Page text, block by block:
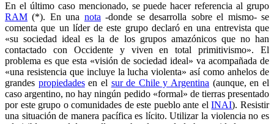
En el último caso mencionado, se puede hacer referencia al grupo
RAM (*). En una nota-donde se desarrolla sobre el mismo- se
comenta que un líder de este grupo declaró en una entrevista que
«su sociedad ideal es la de los grupos amazónicos que no han
contactado con Occidente y viven en total primitivismo». El
problema es que esta «visión de sociedad ideal» va acompañada de
«una resistencia que incluye la lucha violenta» así como anhelos de
grandes propiedadesen el sur de Chile y Argentina (aunque, en el
caso argentino, no hay ningún pedido «formal» de tierras presentado
por este grupo o comunidades de este pueblo ante elINAI). Resistir
una situación de manera pacífica es lícito. Utilizar la violencia no es